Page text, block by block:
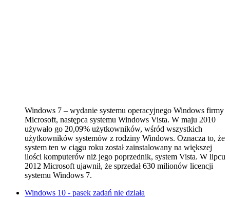
Windows 7 – wydanie systemu operacyjnego Windows firmy
Microsoft, następca systemu Windows Vista. W maju 2010
używało go 20,09% użytkowników, wśród wszystkich
użytkowników systemów z rodziny Windows. Oznacza to, że
system ten w ciągu roku został zainstalowany na większej
ilości komputerów niż jego poprzednik, system Vista. W lipcu
2012 Microsoft ujawnił, że sprzedał 630 milionów licencji
systemu Windows 7.
Windows 10 - pasek zadań nie działa